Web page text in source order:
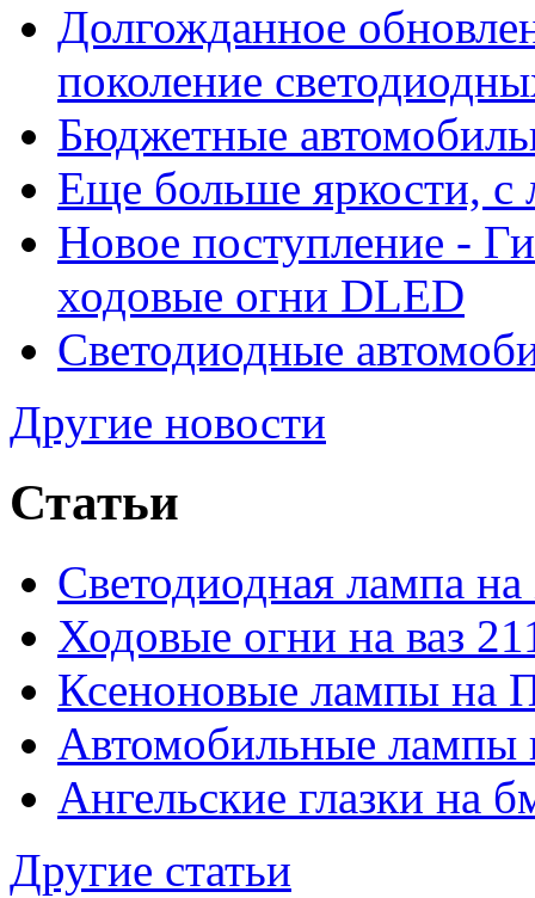
Долгожданное
поколение
Бюджетные
Еще больше яркости,
Новое поступление -
ходовые огни DLED
Светодиодные
Другие новости
Статьи
Светодиодная лампа
Ходовые огни на ваз
Ксеноновые лампы на
Автомобильные лампы
Ангельские глазки на
Другие статьи